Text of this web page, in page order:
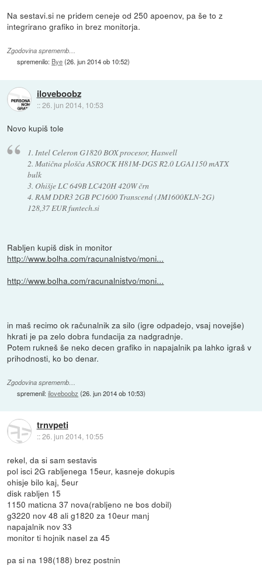
Na sestavi.si ne pridem ceneje od 250 apoenov, pa še to z
integrirano grafiko in brez monitorja.
Zgodovina sprememb…
spremenilo: Bye(26. jun 2014 ob 10:52)
iloveboobz
::26. jun 2014, 10:53
Novo kupiš tole
1. Intel Celeron G1820 BOX procesor, Haswell
2. Matična plošča ASROCK H81M-DGS R2.0 LGA1150 mATX
bulk
3. Ohišje LC 649B LC420H 420W črn
4. RAM DDR3 2GB PC1600 Transcend (JM1600KLN-2G)
128,37 EUR funtech.si
Rabljen kupiš disk in monitor
http://www.bolha.com/racunalnistvo/moni...
http://www.bolha.com/racunalnistvo/moni...
in maš recimo ok računalnik za silo (igre odpadejo, vsaj novejše)
hkrati je pa zelo dobra fundacija za nadgradnje.
Potem rukneš še neko decen grafiko in napajalnik pa lahko igraš v
prihodnosti, ko bo denar.
Zgodovina sprememb…
spremenil:iloveboobz (26. jun 2014 ob 10:53)
trnvpeti
::26. jun 2014, 10:55
rekel, da si sam sestavis
pol isci 2G rabljenega 15eur, kasneje dokupis
ohisje bilo kaj, 5eur
disk rabljen 15
1150 maticna 37 nova(rabljeno ne bos dobil)
g3220 nov 48 ali g1820 za 10eur manj
napajalnik nov 33
monitor ti hojnik nasel za 45
pa si na 198(188) brez postnin